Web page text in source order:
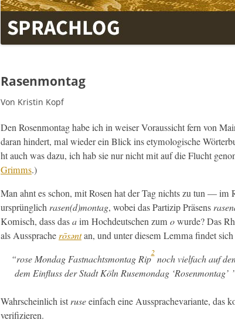
Rasenmontag
Von Kristin Kopf
Den Rosen­mon­tag habe ich in weis­er Voraus­sicht fern von
daran hin­dert, mal wieder ein Blick ins ety­mol­o­gis­che
ht auch was dazu, ich hab sie nur nicht mit auf die Flucht
Grimms.)
Man ahnt es schon, mit Rosen hat der Tag nichts zu tun — im
ursprünglich rasen(d)montag, wobei das Par­tizip Präsens
Komisch, dass dasaim Hochdeutschen zum owurde? Das
als Aussprache rōsəntan, und unter diesem Lem­ma find­et sich
“rose MondagFast­nachtsmon­tag Rip
2
noch vielfach auf
dem Ein­fluss der Stadt KölnRuse­mondag ‘Rosen­mon­tag’
Wahrschein­lich istruseein­fach eine Aussprachevari­ante, das
verifizieren.